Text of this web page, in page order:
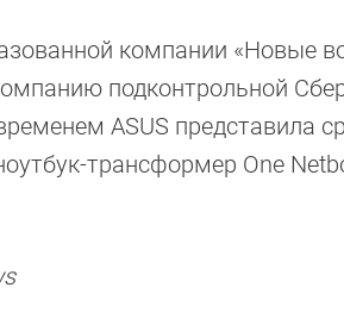
компании «Новые
подконтрольной
ASUS представила
трансформер One